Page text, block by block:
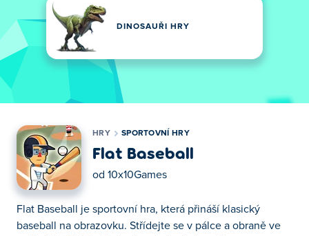
DINOSAUŘI HRY
HRY SPORTOVNÍ HRY
Flat Baseball
od 10x10Games
Flat Baseball je sportovní hra, která přináší klasický
baseball na obrazovku. Střídejte se v pálce a obraně ve